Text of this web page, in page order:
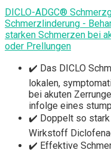
DICLO-ADGC®
Schmerzlinderung -
starken Schmerzen bei
oder Prellungen
✔️ Das DICLO
lokalen,
bei akuten
infolge eines
✔️ Doppelt so stark
Wirkstoff
✔️ Effektive